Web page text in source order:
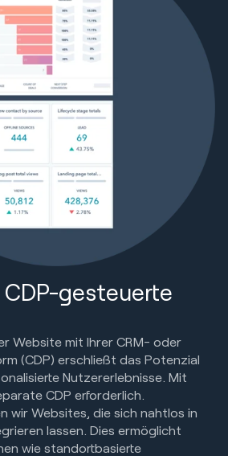
gesteuerte
Website mit Ihrer CRM- oder
(CDP) erschließt das Potenzial
Nutzererlebnisse. Mit
CDP erforderlich.
wir Websites, die sich nahtlos in
lassen. Dies ermöglicht
wie standortbasierte